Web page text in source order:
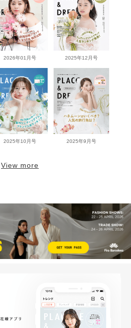
2026年01月号 2025年12月号
2025年10月号 2025年9月号
View more